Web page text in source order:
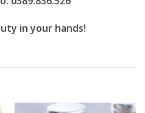
in your hands!